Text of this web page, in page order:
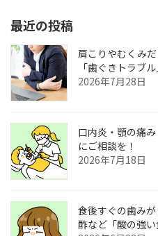
最近の投稿
肩こりやむくみ
「歯ぐきトラブ
2026年7月28日
口内炎・顎の痛
にご相談を！
2026年7月18日
食後すぐの歯み
酢など「酸の強